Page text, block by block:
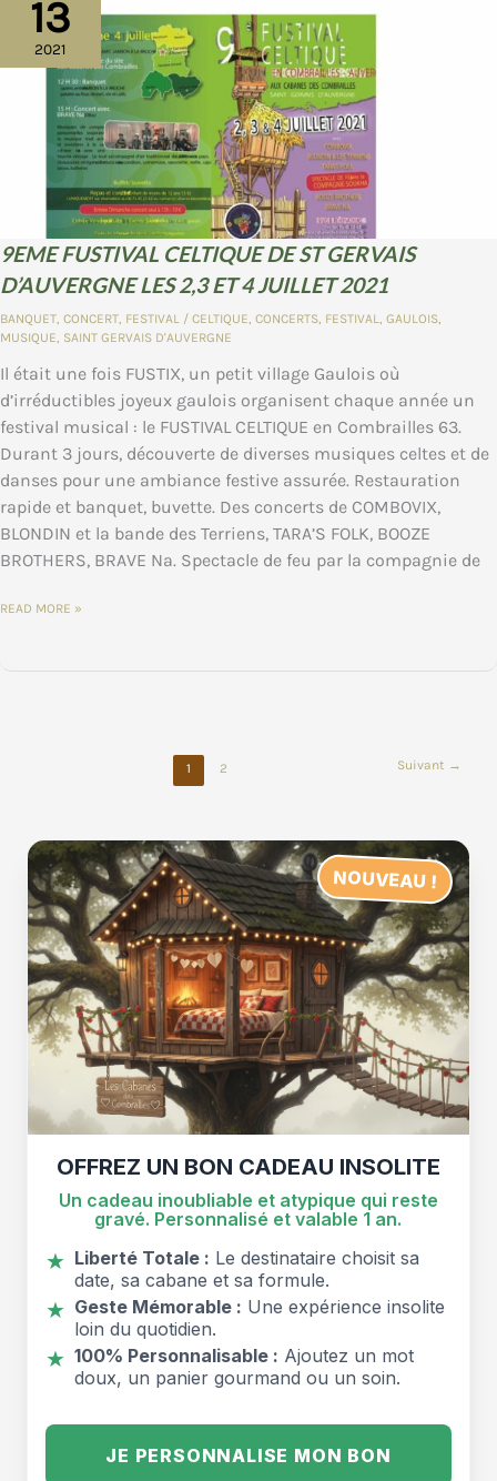
13
2021
9EME FUSTIVAL CELTIQUE DE ST GERVAIS
D’AUVERGNE LES 2,3 ET 4 JUILLET 2021
BANQUET, CONCERT, FESTIVAL / CELTIQUE, CONCERTS, FESTIVAL, GAULOIS,
MUSIQUE, SAINT GERVAIS D'AUVERGNE
Il était une fois FUSTIX, un petit village Gaulois où
d’irréductibles joyeux gaulois organisent chaque année un
festival musical : le FUSTIVAL CELTIQUE en Combrailles 63.
Durant 3 jours, découverte de diverses musiques celtes et de
danses pour une ambiance festive assurée. Restauration
rapide et banquet, buvette. Des concerts de COMBOVIX,
BLONDIN et la bande des Terriens, TARA’S FOLK, BOOZE
BROTHERS, BRAVE Na. Spectacle de feu par la compagnie de
9EME
GERVAIS
READ MORE »
1 2 Suivant →
NOUVEAU !
OFFREZ UN BON CADEAU INSOLITE
Un cadeau inoubliable et atypique qui reste
gravé. Personnalisé et valable 1 an.
★ Liberté Totale : Le destinataire choisit sa
date, sa cabane et sa formule.
★ Geste Mémorable : Une expérience insolite
loin du quotidien.
★ 100% Personnalisable : Ajoutez un mot
doux, un panier gourmand ou un soin.
JE PERSONNALISE MON BON